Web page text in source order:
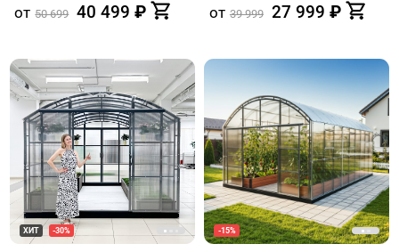
от 50 699 40 499 ₽ от 39 999 27 999 ₽
ХИТ -30% -15%